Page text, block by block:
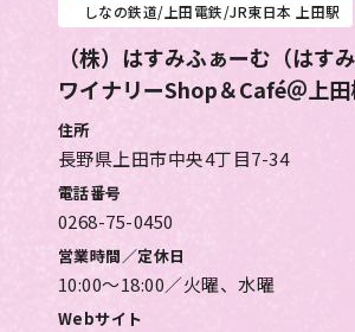
しなの鉄道/上田電鉄/JR東日本 上田駅
（株）はすみふぁーむ（はす
ワイナリーShop＆Café＠上田
住所
長野県上田市中央4丁目7-34
電話番号
0268-75-0450
営業時間／定休日
10:00～18:00／火曜、水曜
Webサイト